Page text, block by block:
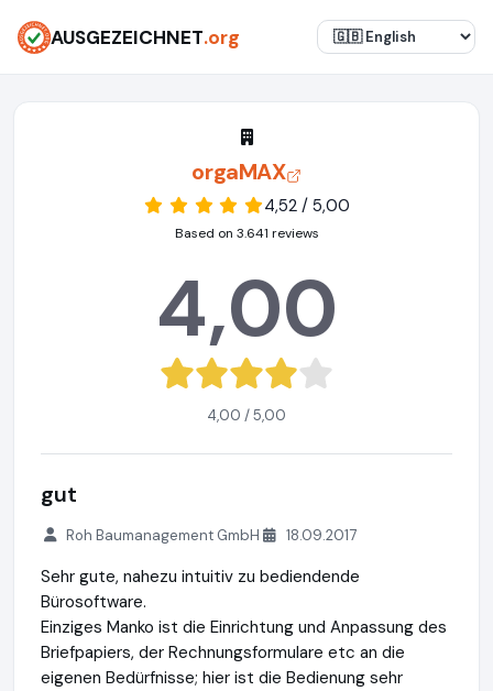
AUSGEZEICHNET.org
orgaMAX
4,52 / 5,00
Based on 3.641 reviews
4,00
4,00 / 5,00
gut
Roh Baumanagement GmbH 18.09.2017
Sehr gute, nahezu intuitiv zu bediendende
Bürosoftware.
Einziges Manko ist die Einrichtung und Anpassung des
Briefpapiers, der Rechnungsformulare etc an die
eigenen Bedürfnisse; hier ist die Bedienung sehr